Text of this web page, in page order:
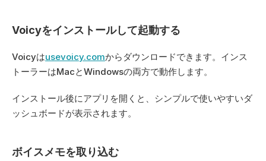
Voicyをインストールして起動する
Voicyはusevoicy.comからダウンロードできます。インス
トーラーはMacとWindowsの両方で動作します。
インストール後にアプリを開くと、シンプルで使いやすいダ
ッシュボードが表示されます。
ボイスメモを取り込む